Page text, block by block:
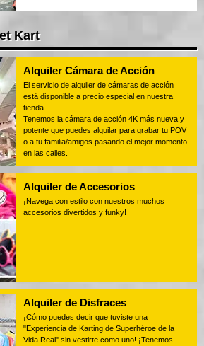
Kart
Alquiler Cámara de Acción
El servicio de alquiler de cámaras de acción
está disponible a precio especial en nuestra
tienda.
Tenemos la cámara de acción 4K más nueva y
potente que puedes alquilar para grabar tu POV
o a tu familia/amigos pasando el mejor momento
en las calles.
Alquiler de Accesorios
¡Navega con estilo con nuestros muchos
accesorios divertidos y funky!
Alquiler de Disfraces
¡Cómo puedes decir que tuviste una
"Experiencia de Karting de Superhéroe de la
Vida Real" sin vestirte como uno! ¡Tenemos